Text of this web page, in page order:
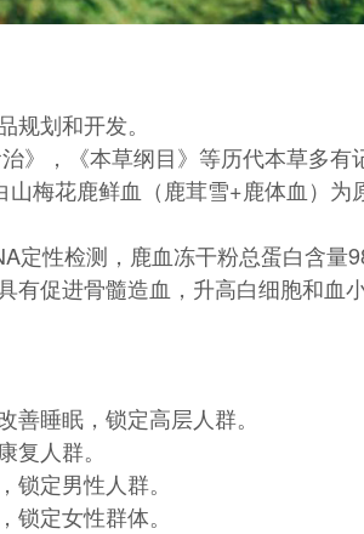
划和开发。
》，《本草纲目》等历代本草多有
梅花鹿鲜血（鹿茸雪+鹿体血）
性检测，鹿血冻干粉总蛋白含量
有促进骨髓造血，升高白细胞和
睡眠，锁定高层人群。
人群。
定男性人群。
定女性群体。